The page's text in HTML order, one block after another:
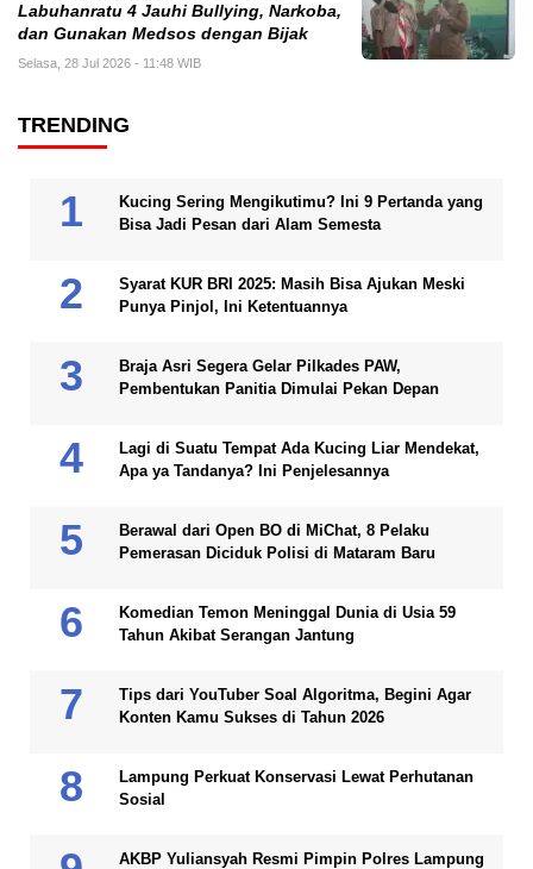
Labuhanratu 4 Jauhi Bullying, Narkoba,
dan Gunakan Medsos dengan Bijak
Selasa, 28 Jul 2026 - 11:48 WIB
TRENDING
Kucing Sering Mengikutimu? Ini 9 Pertanda yang
Bisa Jadi Pesan dari Alam Semesta
Syarat KUR BRI 2025: Masih Bisa Ajukan Meski
Punya Pinjol, Ini Ketentuannya
Braja Asri Segera Gelar Pilkades PAW,
Pembentukan Panitia Dimulai Pekan Depan
Lagi di Suatu Tempat Ada Kucing Liar Mendekat,
Apa ya Tandanya? Ini Penjelesannya
Berawal dari Open BO di MiChat, 8 Pelaku
Pemerasan Diciduk Polisi di Mataram Baru
Komedian Temon Meninggal Dunia di Usia 59
Tahun Akibat Serangan Jantung
Tips dari YouTuber Soal Algoritma, Begini Agar
Konten Kamu Sukses di Tahun 2026
Lampung Perkuat Konservasi Lewat Perhutanan
Sosial
AKBP Yuliansyah Resmi Pimpin Polres Lampung